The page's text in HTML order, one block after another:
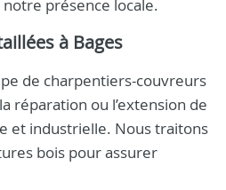
présence locale.
à Bages
de charpentiers-couvreurs
réparation ou l’extension de
et industrielle. Nous traitons
bois pour assurer